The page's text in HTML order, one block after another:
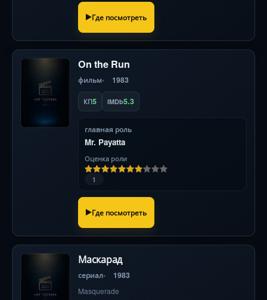
Где посмотреть
On the Run
фильм 1983
КП5 IMDb5.3
главная роль
Mr. Payatta
Оценка роли
1
Где посмотреть
Маскарад
сериал 1983
Masquerade